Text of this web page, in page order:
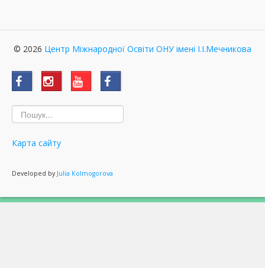
© 2026 Центр Міжнародної Освіти ОНУ імені І.І.Мечникова
Карта сайту
Developed by Julia Kolmogorova